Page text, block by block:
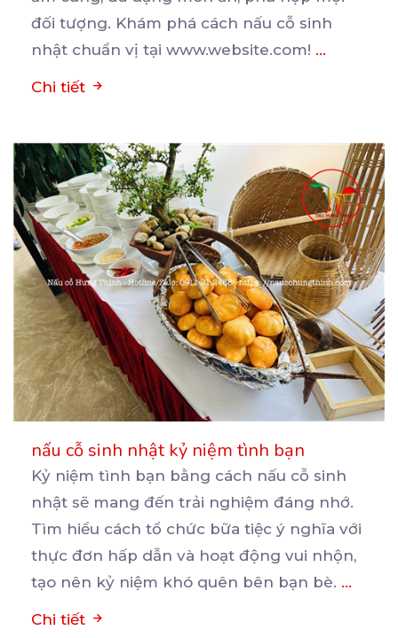
đối tượng. Khám phá cách nấu cỗ sinh
nhật chuẩn vị tại www.website.com! ...
Chi tiết
nấu cỗ sinh nhật kỷ niệm tình bạn
Kỷ niệm tình bạn bằng cách nấu cỗ sinh
nhật sẽ mang đến trải nghiệm đáng nhớ.
Tìm hiểu cách tổ chức bữa tiệc ý nghĩa với
thực đơn hấp dẫn và hoạt động vui nhộn,
tạo nên kỷ niệm khó quên bên bạn bè. ...
Chi tiết